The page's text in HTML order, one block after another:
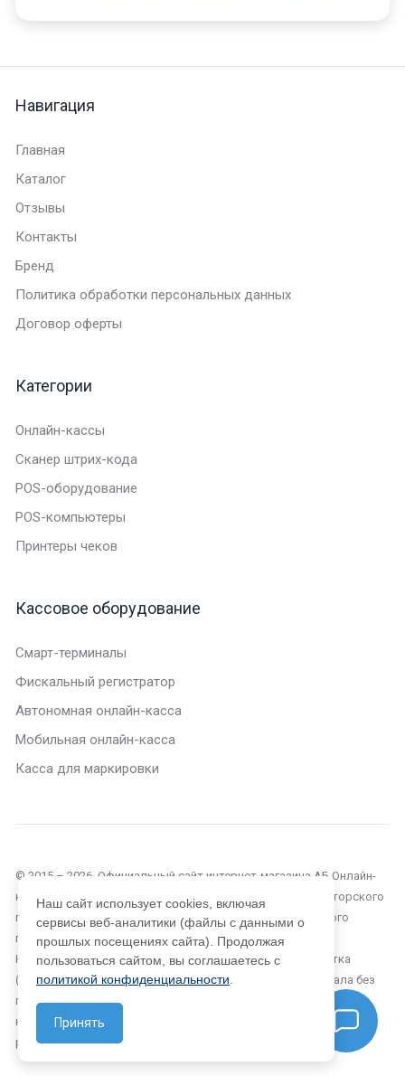
Навигация
Главная
Каталог
Отзывы
Контакты
Бренд
Политика обработки персональных данных
Договор оферты
Категории
Онлайн-кассы
Сканер штрих-кода
POS-оборудование
POS-компьютеры
Принтеры чеков
Кассовое оборудование
Смарт-терминалы
Фискальный регистратор
Автономная онлайн-касса
Мобильная онлайн-касса
Касса для маркировки
© 2015 – 2026. Официальный сайт интернет-магазина АБ Онлайн-
касса в Челябинске. Текущий сайт является объектом авторского
права, исключительные права, на использование которого
принадлежат компании ООО «Автоматизация Бизнеса».
Копирование, размножение, распространение, перепечатка
(целиком или частично), или иное использование материала без
письменного разрешения компании не допускается. Любое
нарушение прав автора будет преследоваться на основе
российского и международного законодательства.
Наш сайт использует cookies, включая
сервисы веб-аналитики (файлы с данными о
прошлых посещениях сайта). Продолжая
пользоваться сайтом, вы соглашаетесь с
политикой конфиденциальности
Принять